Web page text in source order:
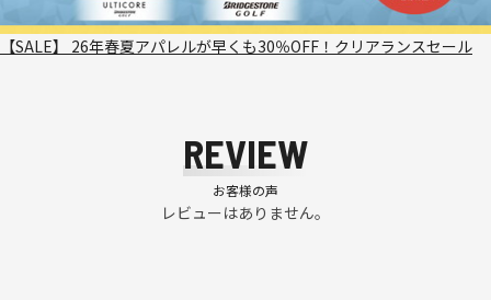
【SALE】 26年春夏アパレルが早くも30％OFF！クリアランスセール
REVIEW
お客様の声
レビューはありません。